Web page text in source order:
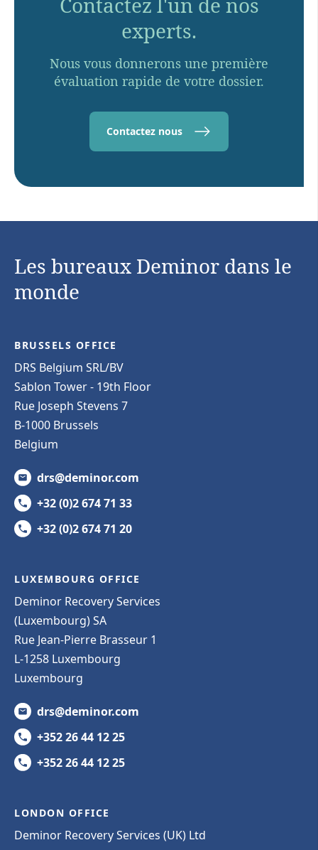
experts.
Nous vous donnerons une première
évaluation rapide de votre dossier.
Contactez nous
Les bureaux Deminor dans le
monde
BRUSSELS OFFICE
DRS Belgium SRL/BV
Sablon Tower - 19th Floor
Rue Joseph Stevens 7
B-1000 Brussels
Belgium
drs@deminor.com
+32 (0)2 674 71 33
+32 (0)2 674 71 20
LUXEMBOURG OFFICE
Deminor Recovery Services
(Luxembourg) SA
Rue Jean-Pierre Brasseur 1
L-1258 Luxembourg
Luxembourg
drs@deminor.com
+352 26 44 12 25
+352 26 44 12 25
LONDON OFFICE
Deminor Recovery Services (UK) Ltd